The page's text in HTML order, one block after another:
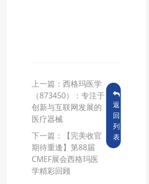
上一篇： 西格玛医学
（873450）：专注于
创新与互联网发展的
医疗器械
下一篇：
【完美收官
期待重逢】第88届
CMEF展会西格玛医
学精彩回顾
返
回
列
表